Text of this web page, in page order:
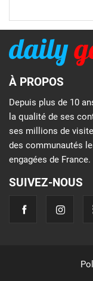
À PROPOS
Depuis plus de 10
la qualité de ses
ses millions de
des communautés
engagées de France.
SUIVEZ-NOUS